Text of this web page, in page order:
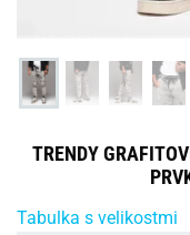
TRENDY
Tabulka s velikostmi